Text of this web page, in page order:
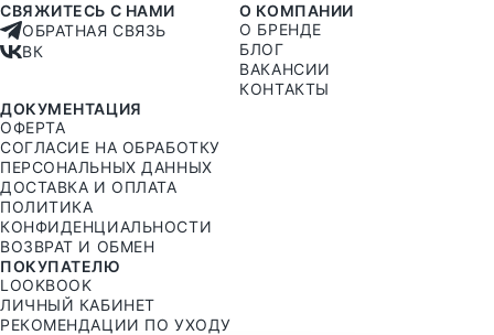
О КОМПАНИИ
О БРЕНДЕ
БЛОГ
ВАКАНСИИ
КОНТАКТЫ
ДОКУМЕНТАЦИЯ
ОФЕРТА
СОГЛАСИЕ НА ОБРАБОТКУ
ПЕРСОНАЛЬНЫХ ДАННЫХ
ДОСТАВКА И ОПЛАТА
ПОЛИТИКА
КОНФИДЕНЦИАЛЬНОСТИ
ВОЗВРАТ И ОБМЕН
ПОКУПАТЕЛЮ
LOOKBOOK
ЛИЧНЫЙ КАБИНЕТ
РЕКОМЕНДАЦИИ ПО УХОДУ
СВЯЖИТЕСЬ С НАМИ
ОБРАТНАЯ СВЯЗЬ
ВК